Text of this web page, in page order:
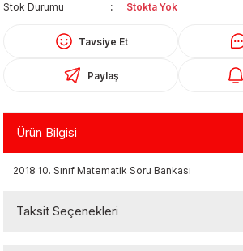
Stok Durumu
Stokta Yok
Tavsiye Et
Paylaş
Ürün Bilgisi
2018 10. Sınıf Matematik Soru Bankası
Taksit Seçenekleri